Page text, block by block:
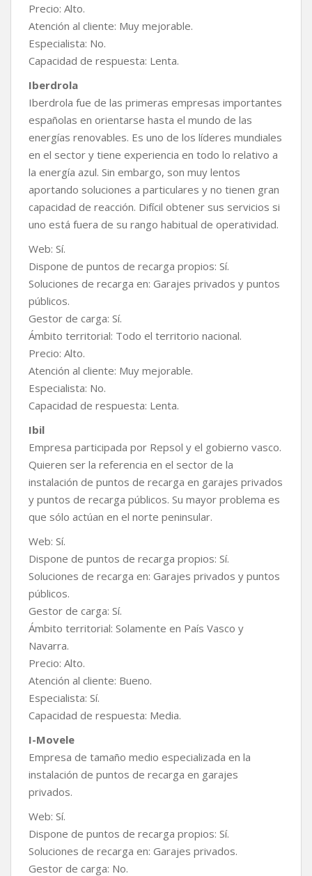
Precio: Alto.
Atención al cliente: Muy mejorable.
Especialista: No.
Capacidad de respuesta: Lenta.
Iberdrola
Iberdrola fue de las primeras empresas importantes
españolas en orientarse hasta el mundo de las
energías renovables. Es uno de los líderes mundiales
en el sector y tiene experiencia en todo lo relativo a
la energía azul. Sin embargo, son muy lentos
aportando soluciones a particulares y no tienen gran
capacidad de reacción. Difícil obtener sus servicios si
uno está fuera de su rango habitual de operatividad.
Web: Sí.
Dispone de puntos de recarga propios: Sí.
Soluciones de recarga en: Garajes privados y puntos
públicos.
Gestor de carga: Sí.
Ámbito territorial: Todo el territorio nacional.
Precio: Alto.
Atención al cliente: Muy mejorable.
Especialista: No.
Capacidad de respuesta: Lenta.
Ibil
Empresa participada por Repsol y el gobierno vasco.
Quieren ser la referencia en el sector de la
instalación de puntos de recarga en garajes privados
y puntos de recarga públicos. Su mayor problema es
que sólo actúan en el norte peninsular.
Web: Sí.
Dispone de puntos de recarga propios: Sí.
Soluciones de recarga en: Garajes privados y puntos
públicos.
Gestor de carga: Sí.
Ámbito territorial: Solamente en País Vasco y
Navarra.
Precio: Alto.
Atención al cliente: Bueno.
Especialista: Sí.
Capacidad de respuesta: Media.
I-Movele
Empresa de tamaño medio especializada en la
instalación de puntos de recarga en garajes
privados.
Web: Sí.
Dispone de puntos de recarga propios: Sí.
Soluciones de recarga en: Garajes privados.
Gestor de carga: No.